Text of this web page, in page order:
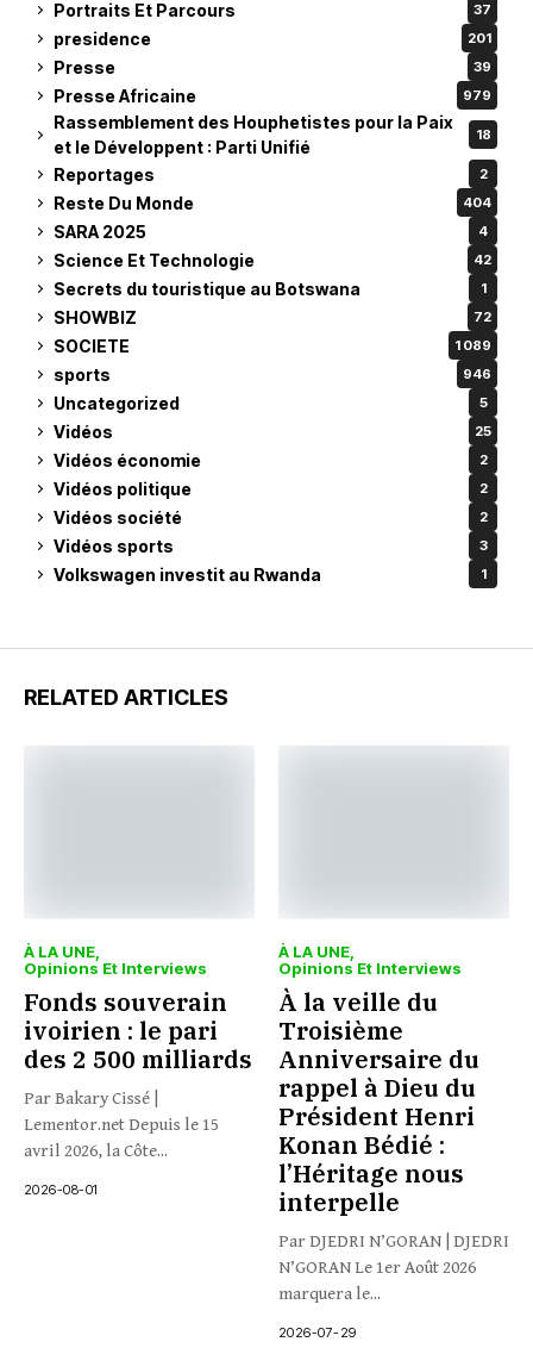
Portraits Et Parcours 37
presidence 201
Presse 39
Presse Africaine 979
Rassemblement des Houphetistes pour la Paix
et le Développent : Parti Unifié
18
Reportages 2
Reste Du Monde 404
SARA 2025 4
Science Et Technologie 42
Secrets du touristique au Botswana 1
SHOWBIZ 72
SOCIETE 1 089
sports 946
Uncategorized 5
Vidéos 25
Vidéos économie 2
Vidéos politique 2
Vidéos société 2
Vidéos sports 3
Volkswagen investit au Rwanda 1
RELATED ARTICLES
À LA UNE
Opinions Et Interviews
Fonds souverain
ivoirien : le pari
des 2 500 milliards
Par Bakary Cissé |
Lementor.net Depuis le 15
avril 2026, la Côte...
2026-08-01
À LA UNE
Opinions Et Interviews
À la veille du
Troisième
Anniversaire du
rappel à Dieu du
Président Henri
Konan Bédié :
l’Héritage nous
interpelle
Par DJEDRI N’GORAN | DJEDRI
N’GORAN Le 1er Août 2026
marquera le...
2026-07-29